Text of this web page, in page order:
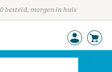
besteld, morgen in huis